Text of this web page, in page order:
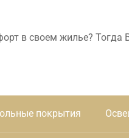
в своем жилье? Тогда
покрытия